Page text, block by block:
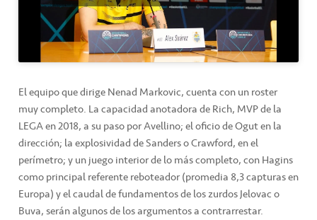
El equipo que dirige Nenad Markovic, cuenta con un roster
muy completo. La capacidad anotadora de Rich, MVP de la
LEGA en 2018, a su paso por Avellino; el oficio de Ogut en la
dirección; la explosividad de Sanders o Crawford, en el
perímetro; y un juego interior de lo más completo, con Hagins
como principal referente reboteador (promedia 8,3 capturas en
Europa) y el caudal de fundamentos de los zurdos Jelovac o
Buva, serán algunos de los argumentos a contrarrestar.